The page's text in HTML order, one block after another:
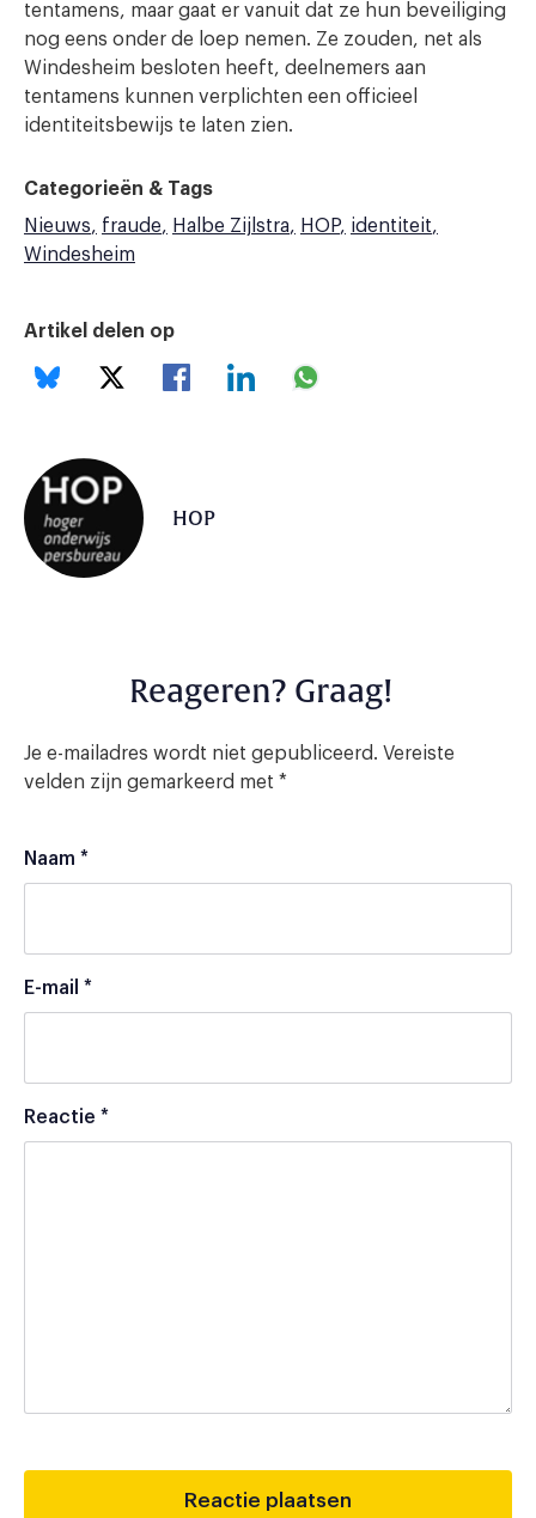
tentamens, maar gaat er vanuit dat ze hun beveiliging
nog eens onder de loep nemen. Ze zouden, net als
Windesheim besloten heeft, deelnemers aan
tentamens kunnen verplichten een officieel
identiteitsbewijs te laten zien.
Categorieën & Tags
Nieuws
fraude Halbe Zijlstra HOP
identiteit
Windesheim
Artikel delen op
HOP
Reageren? Graag!
Je e-mailadres wordt niet gepubliceerd. Vereiste
velden zijn gemarkeerd met *
Naam *
E-mail *
Reactie *